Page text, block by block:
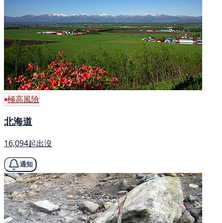
極高風險
北海道
16,094起出沒
通知